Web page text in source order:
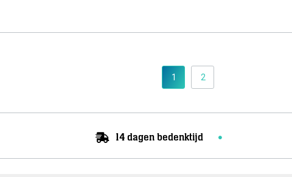
1 2
14 dagen bedenktijd